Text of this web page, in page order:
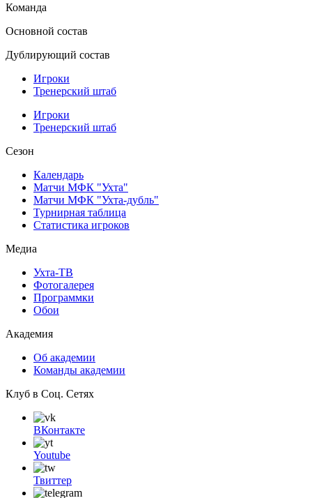
Команда
Основной состав
Дублирующий состав
Игроки
Тренерский штаб
Игроки
Тренерский штаб
Сезон
Календарь
Матчи МФК "Ухта"
Матчи МФК "Ухта-дубль"
Турнирная таблица
Статистика игроков
Медиа
Ухта-ТВ
Фотогалерея
Программки
Обои
Академия
Об академии
Команды академии
Клуб в Соц. Сетях
ВКонтакте
Youtube
Твиттер